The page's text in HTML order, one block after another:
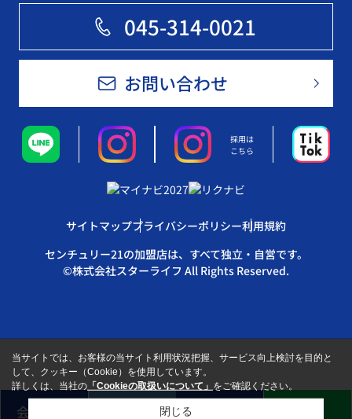
045-314-0021
お問い合わせ
採用は
こちら
サイトマッププライバシーポリシー利用規約
センチュリー21の加盟店は、すべて独立・自営です。
©株式会社スターライフ All Rights Reserved.
会員登録 売却査定
当サイトでは、お客様の当サイト利用状況把握、サービス向上検討を目的と
して、クッキー（Cookie）を使用しています。
詳しくは、当社の 「Cookieの取扱いについて」 をご確認ください。
閉じる